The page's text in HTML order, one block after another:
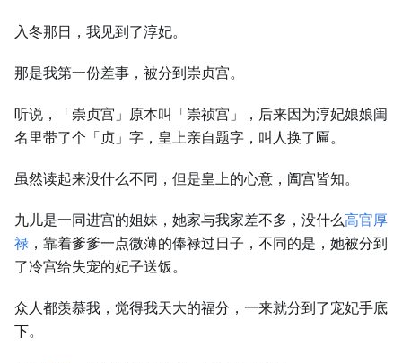
入冬那日，我见到了淳妃。
那是我第一份差事，被分到崇贞宫。
听说，「崇贞宫」原本叫「崇祯宫」，后来因为淳妃娘娘闺
名里带了个「贞」字，皇上亲自题字，叫人换了匾。
虽然读起来没什么不同，但是皇上的心意，阖宫皆知。
九儿是一同进宫的姐妹，她家与我家差不多，没什么高官厚
禄 ，靠着爹爹一点微薄的俸禄过日子，不同的是，她被分到
了冷宫给失宠的妃子送饭。
众人都羡慕我，觉得我天大的福分，一来就分到了宠妃手底
下。